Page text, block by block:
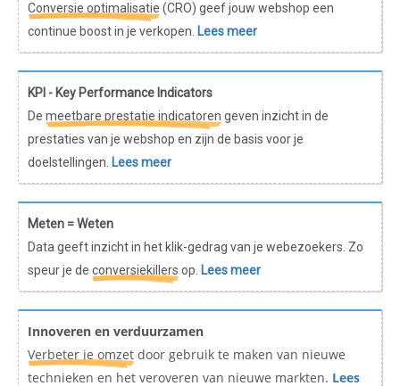
Conversie optimalisatie (CRO) geef jouw webshop een
continue boost in je verkopen. Lees meer
KPI - Key Performance Indicators
De meetbare prestatie indicatoren geven inzicht in de
prestaties van je webshop en zijn de basis voor je
doelstellingen. Lees meer
Meten = Weten
Data geeft inzicht in het klik-gedrag van je webezoekers. Zo
speur je de conversiekillers op. Lees meer
Innoveren en verduurzamen
Verbeter je omzet door gebruik te maken van nieuwe
technieken en het veroveren van nieuwe markten. Lees